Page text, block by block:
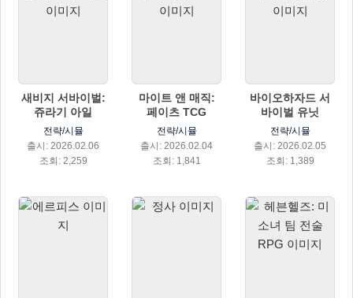
새비지 서바이벌:
쥬라기 아일
전략/시뮬
출시: 2026.02.06
조회: 2,259
마이트 앤 매직:
페이츠 TCG
전략/시뮬
출시: 2026.02.04
조회: 1,841
바이오하자드 서
바이벌 유닛
전략/시뮬
출시: 2026.02.05
조회: 1,389